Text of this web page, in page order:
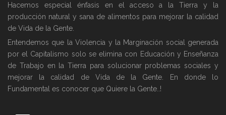
Hacemos especial énfasis en el acceso a la Tierra y la
producción natural y sana de alimentos para mejorar la calidad
de Vida de la Gente.
Entendemos que la Violencia y la Marginación social generada
por el Capitalismo solo se elimina con Educación y Enseñanza
de Trabajo en la Tierra para solucionar problemas sociales y
mejorar la calidad de Vida de la Gente. En donde lo
Fundamental es conocer que Quiere la Gente..!